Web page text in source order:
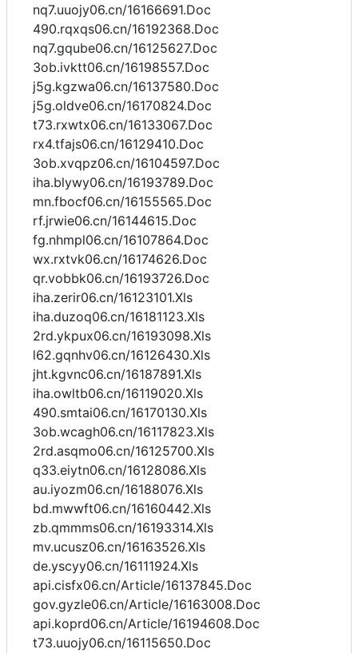
nq7.uuojy06.cn/16166691.Doc
490.rqxqs06.cn/16192368.Doc
nq7.gqube06.cn/16125627.Doc
3ob.ivktt06.cn/16198557.Doc
j5g.kgzwa06.cn/16137580.Doc
j5g.oldve06.cn/16170824.Doc
t73.rxwtx06.cn/16133067.Doc
rx4.tfajs06.cn/16129410.Doc
3ob.xvqpz06.cn/16104597.Doc
iha.blywy06.cn/16193789.Doc
mn.fbocf06.cn/16155565.Doc
rf.jrwie06.cn/16144615.Doc
fg.nhmpl06.cn/16107864.Doc
wx.rxtvk06.cn/16174626.Doc
qr.vobbk06.cn/16193726.Doc
iha.zerir06.cn/16123101.Xls
iha.duzoq06.cn/16181123.Xls
2rd.ykpux06.cn/16193098.Xls
l62.gqnhv06.cn/16126430.Xls
jht.kgvnc06.cn/16187891.Xls
iha.owltb06.cn/16119020.Xls
490.smtai06.cn/16170130.Xls
3ob.wcagh06.cn/16117823.Xls
2rd.asqmo06.cn/16125700.Xls
q33.eiytn06.cn/16128086.Xls
au.iyozm06.cn/16188076.Xls
bd.mwwft06.cn/16160442.Xls
zb.qmmms06.cn/16193314.Xls
mv.ucusz06.cn/16163526.Xls
de.yscyy06.cn/16111924.Xls
api.cisfx06.cn/Article/16137845.Doc
gov.gyzle06.cn/Article/16163008.Doc
api.koprd06.cn/Article/16194608.Doc
t73.uuojy06.cn/16115650.Doc